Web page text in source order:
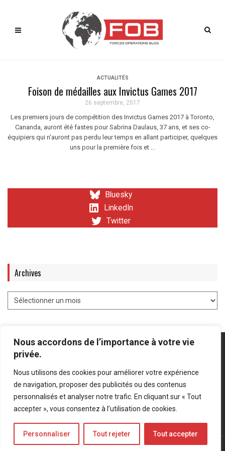
Nous accordons de l’importance à votre vie
privée.
Nous utilisons des cookies pour améliorer votre expérience
de navigation, proposer des publicités ou des contenus
personnalisés et analyser notre trafic. En cliquant sur « Tout
accepter », vous consentez à l’utilisation de cookies.
Personnaliser Tout rejeter Tout accepter
ACTUALITÉS
Foison de médailles aux Invictus Games 2017
26 septembre, 2017
Les premiers jours de compétition des Invictus Games 2017 à Toronto,
Cananda, auront été fastes pour Sabrina Daulaus, 37 ans, et ses co-
équipiers qui n'auront pas perdu leur temps en allant participer, quelques
uns pour la première fois et ...
Bluesky
LinkedIn
Twitter
Archives
Mentions légales Politique de confidentialité
Bluesky
LinkedIn
Twitter
© Forces Operations Blog - 2022